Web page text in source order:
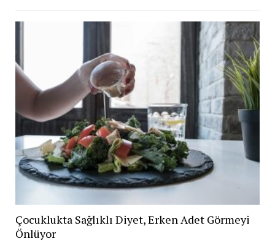
Çocuklukta Sağlıklı Diyet, Erken Adet Görmeyi
Önlüyor